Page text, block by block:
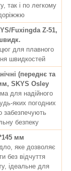
так і по легкому
Fuxingda Z-51,
для плавного
швидкостей
(переднє та
SKYS Osley
для надійного
яких погодних
безпеку
мм
яке дозволяє
без відчуття
ідеальне для